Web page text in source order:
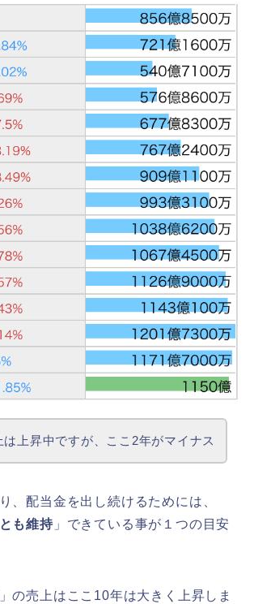
は上昇中ですが、ここ2年がマイナス
、配当金を出し続けるためには、
も維持」できている事が１つの目安
の売上はここ10年は大きく上昇しま